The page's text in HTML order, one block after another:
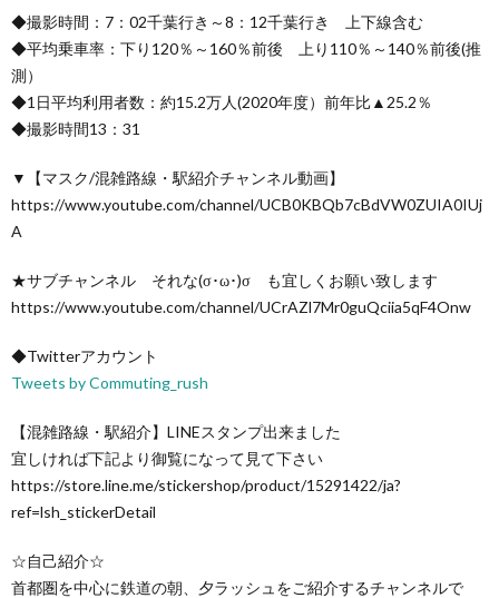
◆撮影時間：7：02千葉行き～8：12千葉行き 上下線含む
◆平均乗車率：下り120％～160％前後 上り110％～140％前後(推
測）
◆1日平均利用者数：約15.2万人(2020年度）前年比▲25.2％
◆撮影時間13：31
▼【マスク/混雑路線・駅紹介チャンネル動画】
https://www.youtube.com/channel/UCB0KBQb7cBdVW0ZUIA0IUj
A
★サブチャンネル それな(σ･ω･)σ も宜しくお願い致します
https://www.youtube.com/channel/UCrAZl7Mr0guQciia5qF4Onw
◆Twitterアカウント
Tweets by Commuting_rush
【混雑路線・駅紹介】LINEスタンプ出来ました
宜しければ下記より御覧になって見て下さい
https://store.line.me/stickershop/product/15291422/ja?
ref=lsh_stickerDetail
☆自己紹介☆
首都圏を中心に鉄道の朝、夕ラッシュをご紹介するチャンネルで